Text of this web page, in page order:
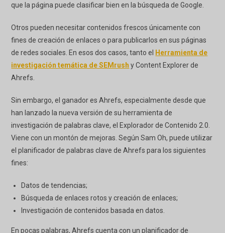
que la página puede clasificar bien en la búsqueda de Google.
Otros pueden necesitar contenidos frescos únicamente con
fines de creación de enlaces o para publicarlos en sus páginas
de redes sociales. En esos dos casos, tanto el Herramienta de
investigación temática de SEMrush y Content Explorer de
Ahrefs.
Sin embargo, el ganador es Ahrefs, especialmente desde que
han lanzado la nueva versión de su herramienta de
investigación de palabras clave, el Explorador de Contenido 2.0.
Viene con un montón de mejoras. Según Sam Oh, puede utilizar
el planificador de palabras clave de Ahrefs para los siguientes
fines:
Datos de tendencias;
Búsqueda de enlaces rotos y creación de enlaces;
Investigación de contenidos basada en datos.
En pocas palabras, Ahrefs cuenta con un planificador de